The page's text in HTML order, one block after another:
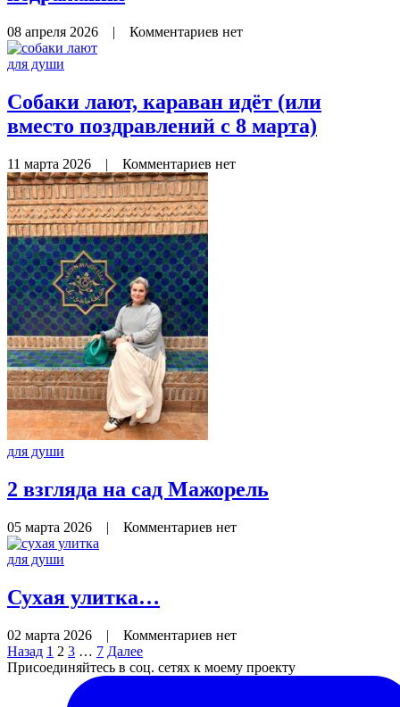
08 апреля 2026 | Комментариев нет
для души
Собаки лают, караван идёт (или
вместо поздравлений с 8 марта)
11 марта 2026 | Комментариев нет
для души
2 взгляда на сад Мажорель
05 марта 2026 | Комментариев нет
для души
Сухая улитка…
02 марта 2026 | Комментариев нет
Назад 1 2 3 … 7 Далее
Присоединяйтесь в соц. сетях к моему проекту